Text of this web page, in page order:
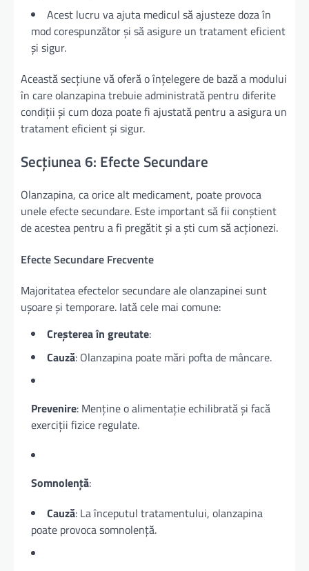
Acest lucru va ajuta medicul să ajusteze doza în
mod corespunzător și să asigure un tratament eficient
și sigur.
Această secțiune vă oferă o înțelegere de bază a modului
în care olanzapina trebuie administrată pentru diferite
condiții și cum doza poate fi ajustată pentru a asigura un
tratament eficient și sigur.
Secțiunea 6: Efecte Secundare
Olanzapina, ca orice alt medicament, poate provoca
unele efecte secundare. Este important să fii conștient
de acestea pentru a fi pregătit și a ști cum să acționezi.
Efecte Secundare Frecvente
Majoritatea efectelor secundare ale olanzapinei sunt
ușoare și temporare. Iată cele mai comune:
Creșterea în greutate:
Cauză: Olanzapina poate mări pofta de mâncare.
Prevenire: Menține o alimentație echilibrată și facă
exerciții fizice regulate.
Somnolență:
Cauză: La începutul tratamentului, olanzapina
poate provoca somnolență.